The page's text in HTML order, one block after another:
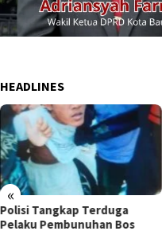
HEADLINES
«
Polisi Tangkap Terduga
Pelaku Pembunuhan Bos